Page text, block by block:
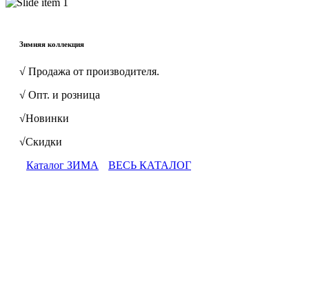
Зимняя коллекция
√ Продажа от производителя.
√ Опт. и розница
√Новинки
√Скидки
Каталог ЗИМА
ВЕСЬ КАТАЛОГ